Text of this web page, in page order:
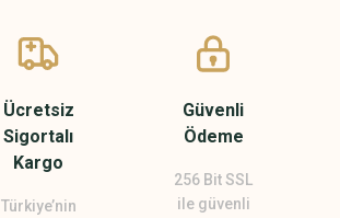
Ücretsiz
Sigortalı
Kargo
Türkiye’nin
Güvenli
Ödeme
256 Bit SSL
ile güvenli